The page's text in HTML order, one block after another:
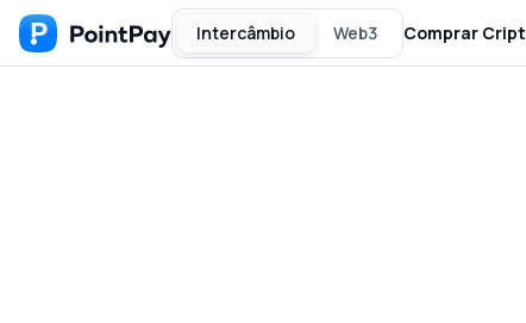
Intercâmbio Web3 Comprar